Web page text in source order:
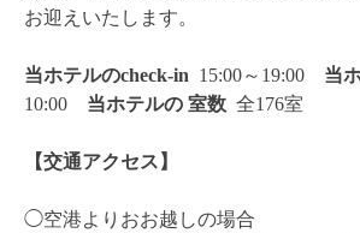
お迎えいたします。
当ホテルのcheck-in 15:00～19:00 当
10:00 当ホテルの 室数 全176室
【交通アクセス】
◯空港よりおお越しの場合